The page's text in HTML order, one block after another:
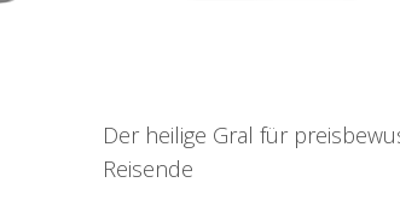
Der heilige Gral für
Reisende